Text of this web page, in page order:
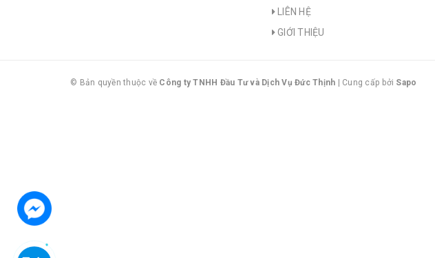
LIÊN HỆ
GIỚI THIỆU
© Bản quyền thuộc về Công ty TNHH Đầu Tư và Dịch Vụ Đức Thịnh Cung cấp bởi Sapo